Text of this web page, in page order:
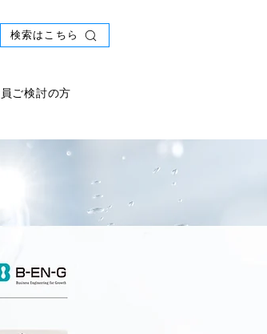
検索はこちら
ご検討の方